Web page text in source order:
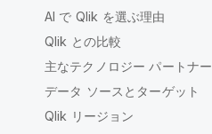
AI で Qlik を選ぶ理由
Qlik との比較
主なテクノロジー パートナー
データ ソースとターゲット
Qlik リージョン